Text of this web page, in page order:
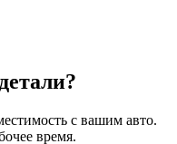
с вашим авто.
время.